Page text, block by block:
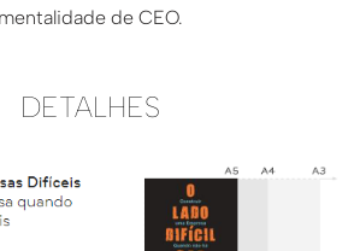
mentalidade de CEO.
DETALHES